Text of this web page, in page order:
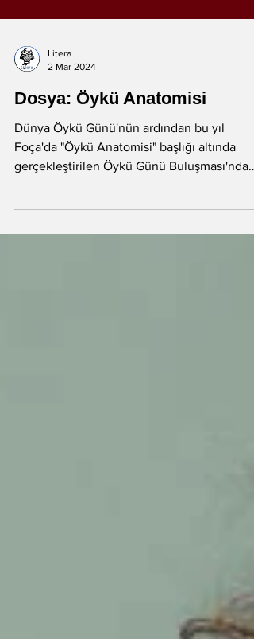
2 Mar 2024
Dosya: Öykü Anatomisi
Dünya Öykü Günü'nün ardından bu yıl
Foça'da "Öykü Anatomisi" başlığı altında
kaleme alınan...